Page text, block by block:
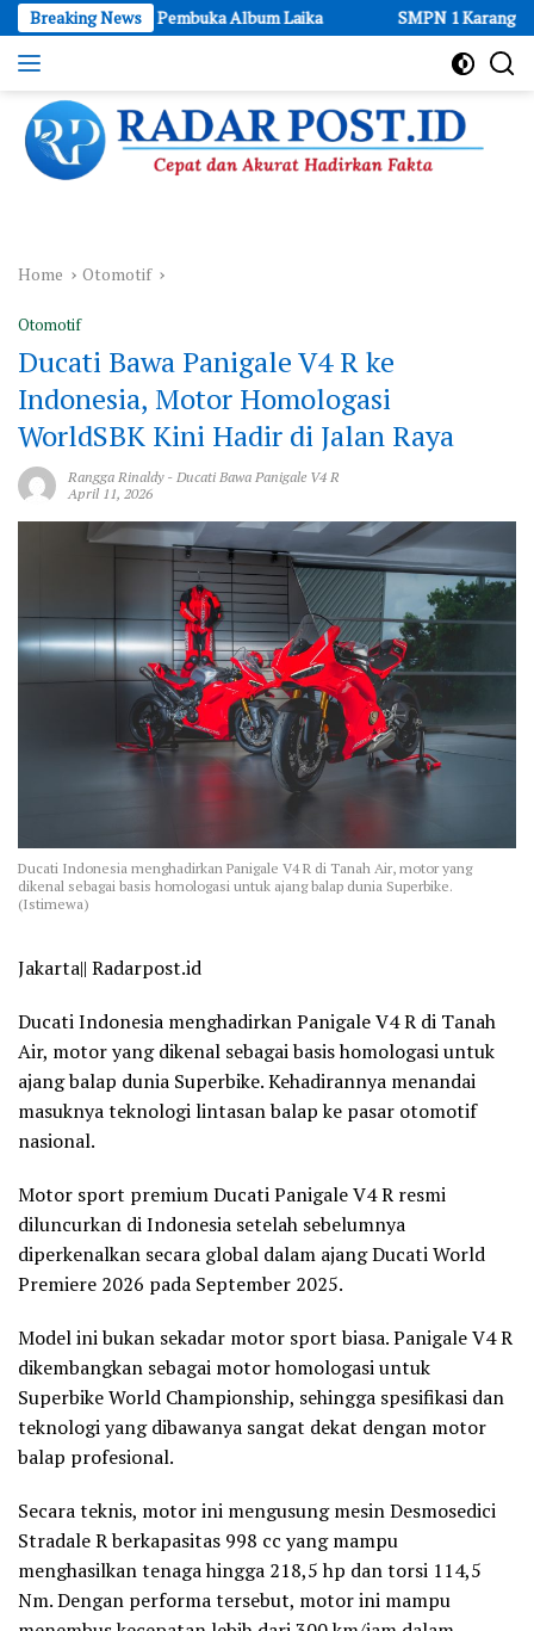
Skip
to
content
Breaking News
Pembuka Album Laika SMPN 1 Karangploso
dan
Akurat
Hadirkan
Fakta
Home Otomotif
Otomotif
Ducati Bawa Panigale V4 R ke
Indonesia, Motor Homologasi
WorldSBK Kini Hadir di Jalan Raya
Rangga Rinaldy- Ducati Bawa Panigale V4 R
April 11, 2026
Ducati Indonesia menghadirkan Panigale V4 R di Tanah Air, motor yang
dikenal sebagai basis homologasi untuk ajang balap dunia Superbike.
(Istimewa)
Jakarta|| Radarpost.id
Ducati Indonesia menghadirkan Panigale V4 R di Tanah
Air, motor yang dikenal sebagai basis homologasi untuk
ajang balap dunia Superbike. Kehadirannya menandai
masuknya teknologi lintasan balap ke pasar otomotif
nasional.
Motor sport premium Ducati Panigale V4 R resmi
diluncurkan di Indonesia setelah sebelumnya
diperkenalkan secara global dalam ajang Ducati World
Premiere 2026 pada September 2025.
Model ini bukan sekadar motor sport biasa. Panigale V4 R
dikembangkan sebagai motor homologasi untuk
Superbike World Championship, sehingga spesifikasi dan
teknologi yang dibawanya sangat dekat dengan motor
balap profesional.
Secara teknis, motor ini mengusung mesin Desmosedici
Stradale R berkapasitas 998 cc yang mampu
menghasilkan tenaga hingga 218,5 hp dan torsi 114,5
Nm. Dengan performa tersebut, motor ini mampu